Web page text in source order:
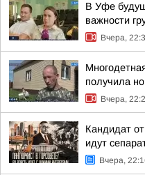
В Уфе
важности
Вчера,
получила
Вчера,
Кандидат
идут
Вчера,